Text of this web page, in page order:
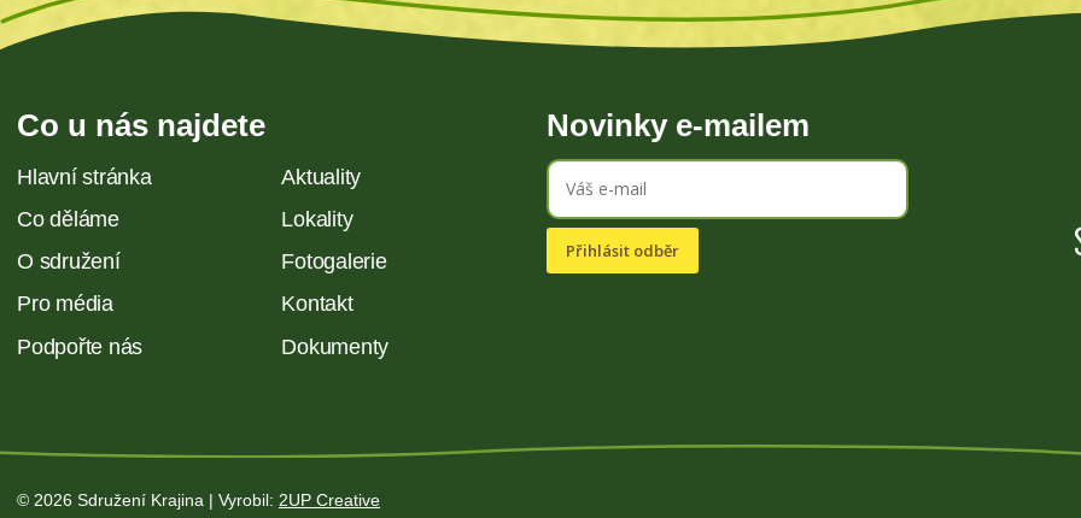
Co u nás najdete
Hlavní stránka
Aktuality
Co děláme
Lokality
O sdružení
Fotogalerie
Pro média
Kontakt
Podpořte nás
Dokumenty
Novinky e-mailem
Přihlásit odběr
© 2026 Sdružení Krajina | Vyrobil: 2UP Creative